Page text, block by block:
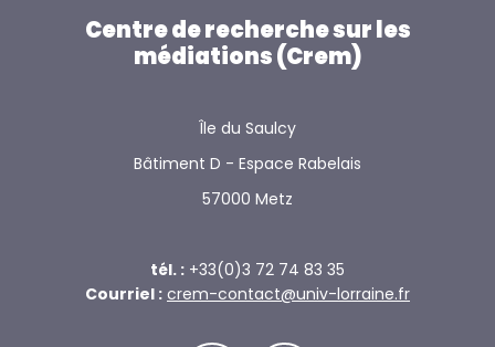
Centre de recherche sur les
médiations (Crem)
Île du Saulcy
Bâtiment D - Espace Rabelais
57000 Metz
tél. : +33(0)3 72 74 83 35
Courriel : crem-contact@univ-lorraine.fr